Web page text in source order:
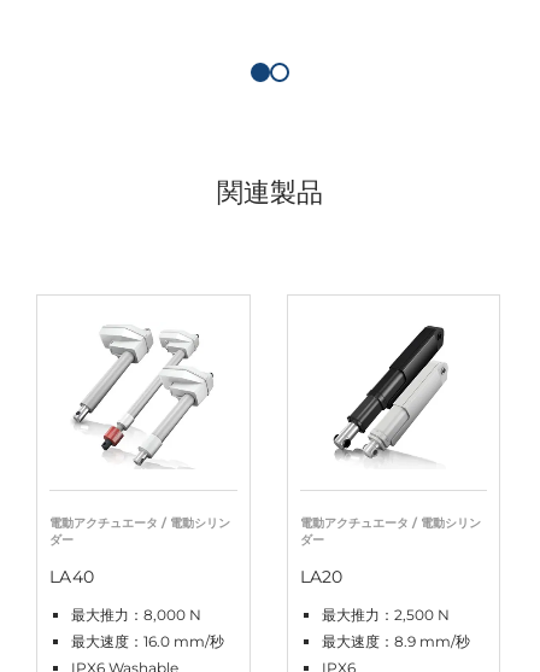
関連製品
電動アクチュエータ / 電動シリン
ダー
LA40
最大推力：8,000 N
最大速度：16.0 mm/秒
IPX6 Washable
電動アクチュエータ / 電動シリン
ダー
LA20
最大推力：2,500 N
最大速度：8.9 mm/秒
IPX6